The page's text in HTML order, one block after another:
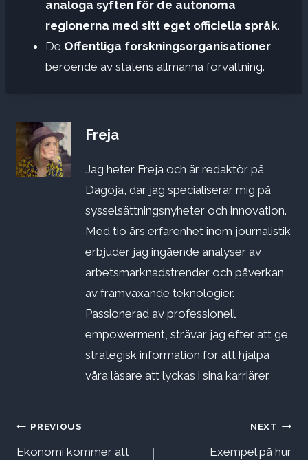
analoga syften för de autonoma
regionerna med sitt eget officiella språk.
De Offentliga forskningsorganisationer
beroende av statens allmänna förvaltning.
Freja
Jag heter Freja och är redaktör på
Dagoja, där jag specialiserar mig på
sysselsättningsnyheter och innovation.
Med tio års erfarenhet inom journalistik
erbjuder jag ingående analyser av
arbetsmarknadstrender och påverkan
av framväxande teknologier.
Passionerad av professionell
empowerment, strävar jag efter att ge
strategisk information för att hjälpa
våra läsare att lyckas i sina karriärer.
Inläggsnavigering
PREVIOUS
Ekonomi kommer att
NEXT
Exempel på hur